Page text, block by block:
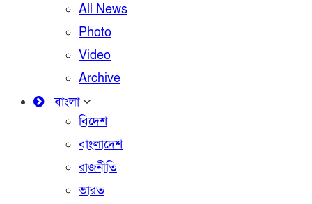
All News
Photo
Video
Archive
বাংলা
বিদেশ
বাংলাদেশ
রাজনীতি
ভারত